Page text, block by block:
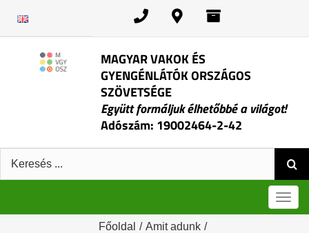
MAGYAR VAKOK ÉS
GYENGÉNLÁTÓK ORSZÁGOS
SZÖVETSÉGE
Együtt formáljuk élhetőbbé a világot!
Adószám: 19002464-2-42
Keresés:
Főoldal / Amit adunk /